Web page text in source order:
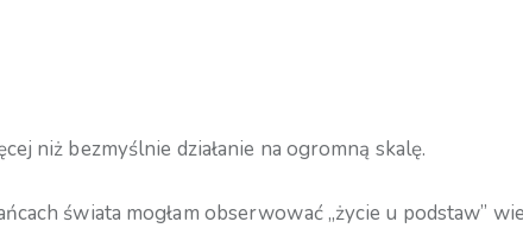
niż bezmyślnie działanie na ogromną skalę.
świata mogłam obserwować „życie u podstaw”